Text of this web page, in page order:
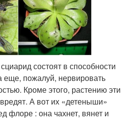
состоят в способности
еще, пожалуй, нервировать
Кроме этого, растению эти
А вот их «детеныши»
флоре : она чахнет, вянет и